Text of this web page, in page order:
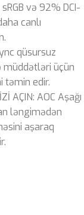
və 92% DCI-
canlı
qüsursuz
müddətləri üçün
təmin edir.
AÇIN: AOC Aşağı
ləngimədən
aşaraq